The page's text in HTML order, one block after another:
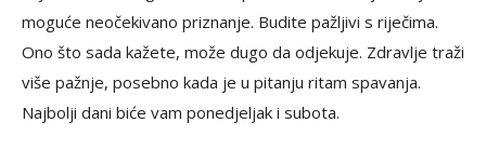
moguće neočekivano priznanje. Budite pažljivi s riječima.
Ono što sada kažete, može dugo da odjekuje. Zdravlje traži
više pažnje, posebno kada je u pitanju ritam spavanja.
Najbolji dani biće vam ponedjeljak i subota.